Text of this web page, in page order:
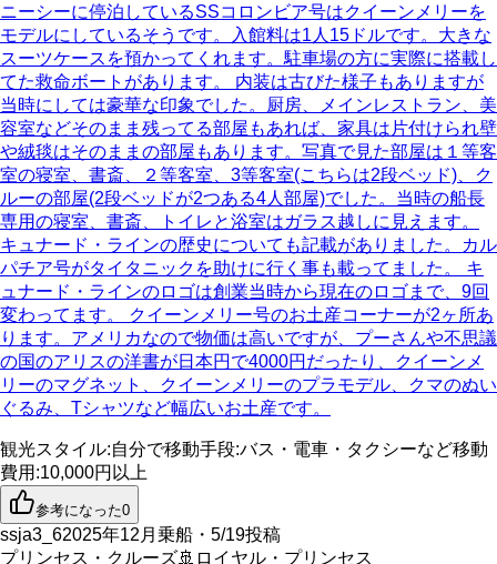
ニーシーに停泊しているSSコロンビア号はクイーンメリーを
モデルにしているそうです。入館料は1人15ドルです。大きな
スーツケースを預かってくれます。駐車場の方に実際に搭載し
てた救命ボートがあります。 内装は古びた様子もありますが
当時にしては豪華な印象でした。厨房、メインレストラン、美
容室などそのまま残ってる部屋もあれば、家具は片付けられ壁
や絨毯はそのままの部屋もあります。写真で見た部屋は１等客
室の寝室、書斎、２等客室、3等客室(こちらは2段ベッド)、ク
ルーの部屋(2段ベッドが2つある4人部屋)でした。当時の船長
専用の寝室、書斎、トイレと浴室はガラス越しに見えます。
キュナード・ラインの歴史についても記載がありました。カル
パチア号がタイタニックを助けに行く事も載ってました。 キ
ュナード・ラインのロゴは創業当時から現在のロゴまで、9回
変わってます。 クイーンメリー号のお土産コーナーが2ヶ所あ
ります。アメリカなので物価は高いですが、プーさんや不思議
の国のアリスの洋書が日本円で4000円だったり、クイーンメ
リーのマグネット、クイーンメリーのプラモデル、クマのぬい
ぐるみ、Tシャツなど幅広いお土産です。
観光スタイル:自分で移動手段:バス・電車・タクシーなど移動
費用 :10,000円以上
参考になった0
ssja3_62025年12月乗船・5/19投稿
プリンセス・クルーズ🚢 ロイヤル・プリンセス